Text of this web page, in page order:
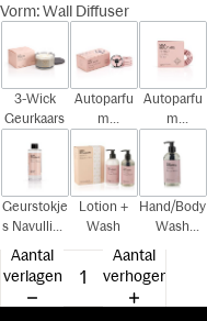
Vorm:Wall Diffuser
3-Wick
Geurkaars
Autoparfu
m
Autoparfu
m
Navulling
Geurstokje
s Navulling
Lotion +
Wash
Hand/Body
Wash
Aantal
verlagen
Aantal
verhogen